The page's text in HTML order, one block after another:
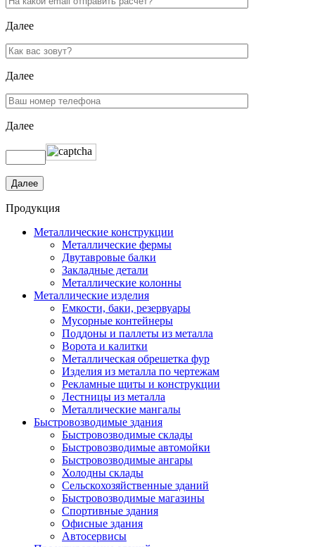
Далее
Далее
Далее
Продукция
Металлические конструкции
Металлические фермы
Двутавровые балки
Закладные детали
Металлические колонны
Металлические изделия
Емкости, баки, резервуары
Мусорные контейнеры
Поддоны и паллеты из металла
Ворота и калитки
Металлическая обрешетка фур
Изделия из металла по чертежам
Рекламные щиты и конструкции
Лестницы из металла
Металлические мангалы
Быстровозводимые здания
Быстровозводимые склады
Быстровозводимые автомойки
Быстровозводимые ангары
Холодны склады
Сельскохозяйственные зданий
Быстровозводимые магазины
Спортивные здания
Офисные здания
Автосервисы